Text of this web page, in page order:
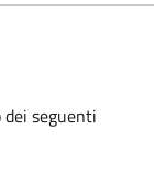
seguenti